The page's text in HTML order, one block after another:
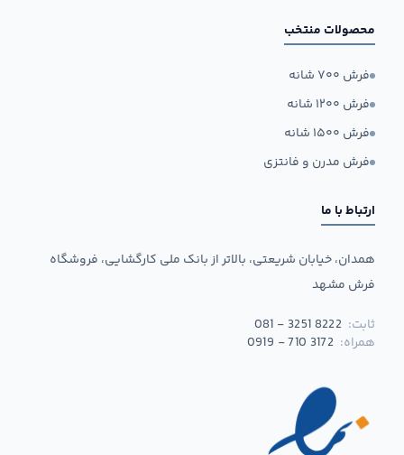
محصولات منتخب
فرش ۷۰۰ شانه
فرش ۱۲۰۰ شانه
فرش ۱۵۰۰ شانه
فرش مدرن و فانتزی
ارتباط با ما
همدان، خیابان شریعتی، بالاتر از بانک ملی کارگشایی، فروشگاه
فرش مشهد
ثابت: 081 - 3251 8222
همراه: 0919 - 710 3172